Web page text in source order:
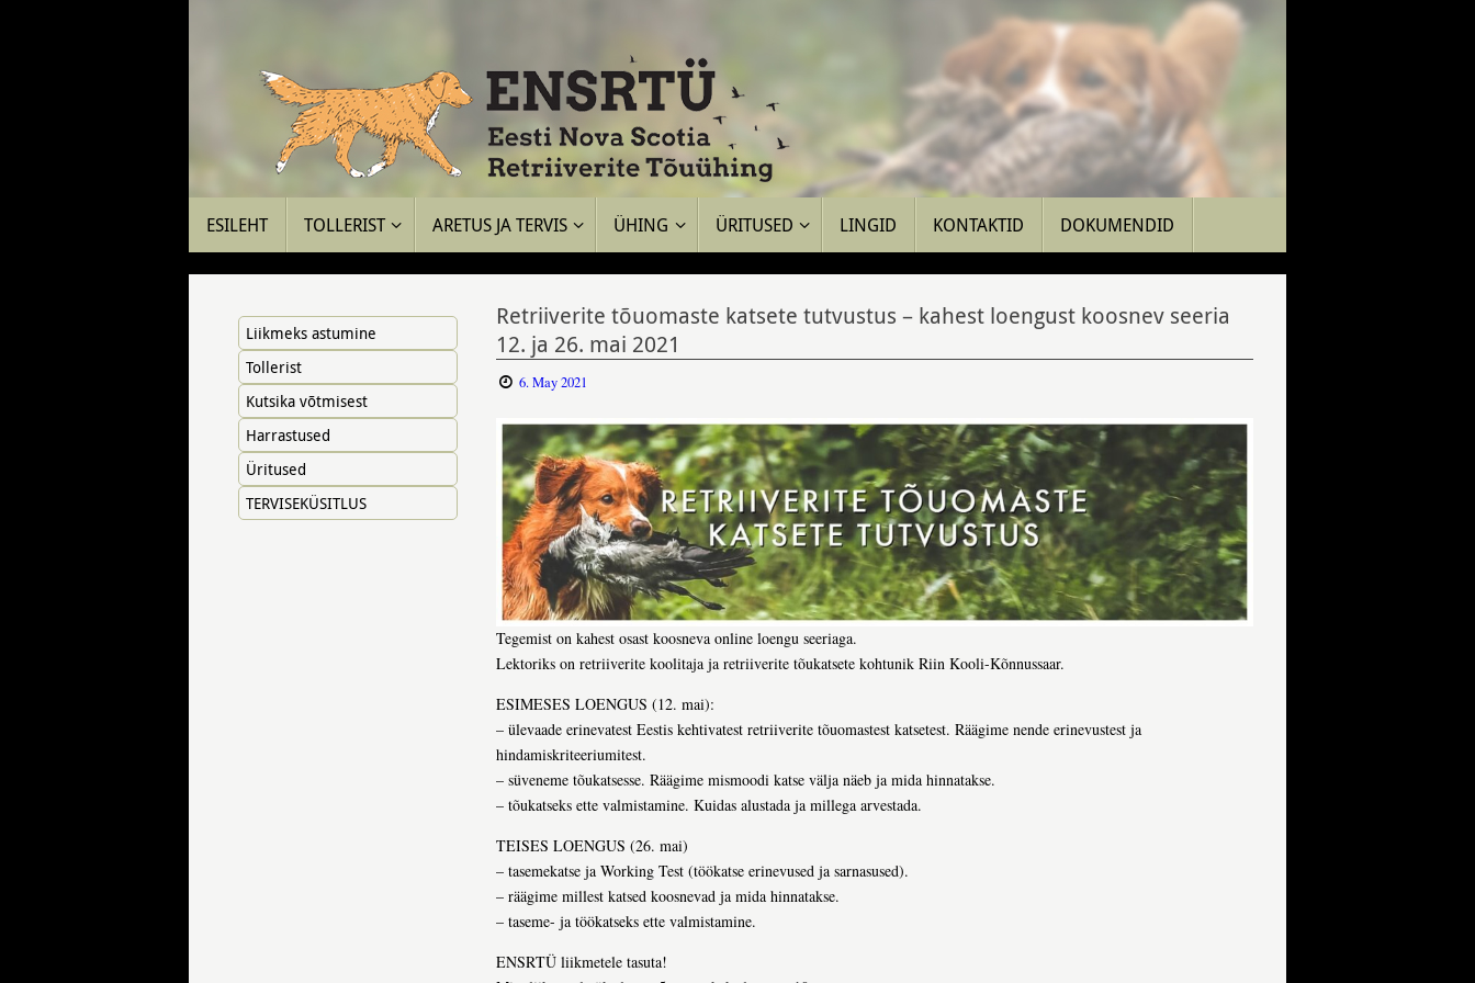
content
ESILEHT TOLLERIST ARETUS JA TERVIS ÜHING ÜRITUSED LINGID KONTAKTID DOKUMENDID
Retriiverite tõuomaste katsete tutvustus – kahest loengust koosnev seeria
12. ja 26. mai 2021
6. May 2021
Tegemist on kahest osast koosneva online loengu seeriaga.
Lektoriks on retriiverite koolitaja ja retriiverite tõukatsete kohtunik Riin Kooli-Kõnnussaar.
ESIMESES LOENGUS (12. mai):
– ülevaade erinevatest Eestis kehtivatest retriiverite tõuomastest katsetest. Räägime nende erinevustest ja
hindamiskriteeriumitest.
– süveneme tõukatsesse. Räägime mismoodi katse välja näeb ja mida hinnatakse.
– tõukatseks ette valmistamine. Kuidas alustada ja millega arvestada.
TEISES LOENGUS (26. mai)
– tasemekatse ja Working Test (töökatse erinevused ja sarnasused).
– räägime millest katsed koosnevad ja mida hinnatakse.
– taseme- ja töökatseks ette valmistamine.
ENSRTÜ liikmetele tasuta!
Liikmeks astumine
Tollerist
Kutsika võtmisest
Harrastused
Üritused
TERVISEKÜSITLUS